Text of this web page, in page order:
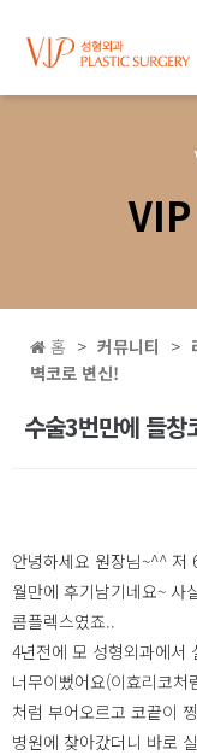
VIP
홈 커뮤니티
벽코로 변신!
수술3번만에 들창
안녕하세요 원장님~^^ 저
월만에 후기남기네요~ 사
콤플렉스였죠..
4년전에 모 성형외과에서
너무이뻤어요(이효리코
처럼 부어오르고 코끝이
병원에 찾아갔더니 바로